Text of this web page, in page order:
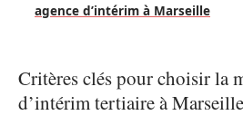
agence d’intérim à Marseille
Critères clés pour choisir la
d’intérim tertiaire à Marseille